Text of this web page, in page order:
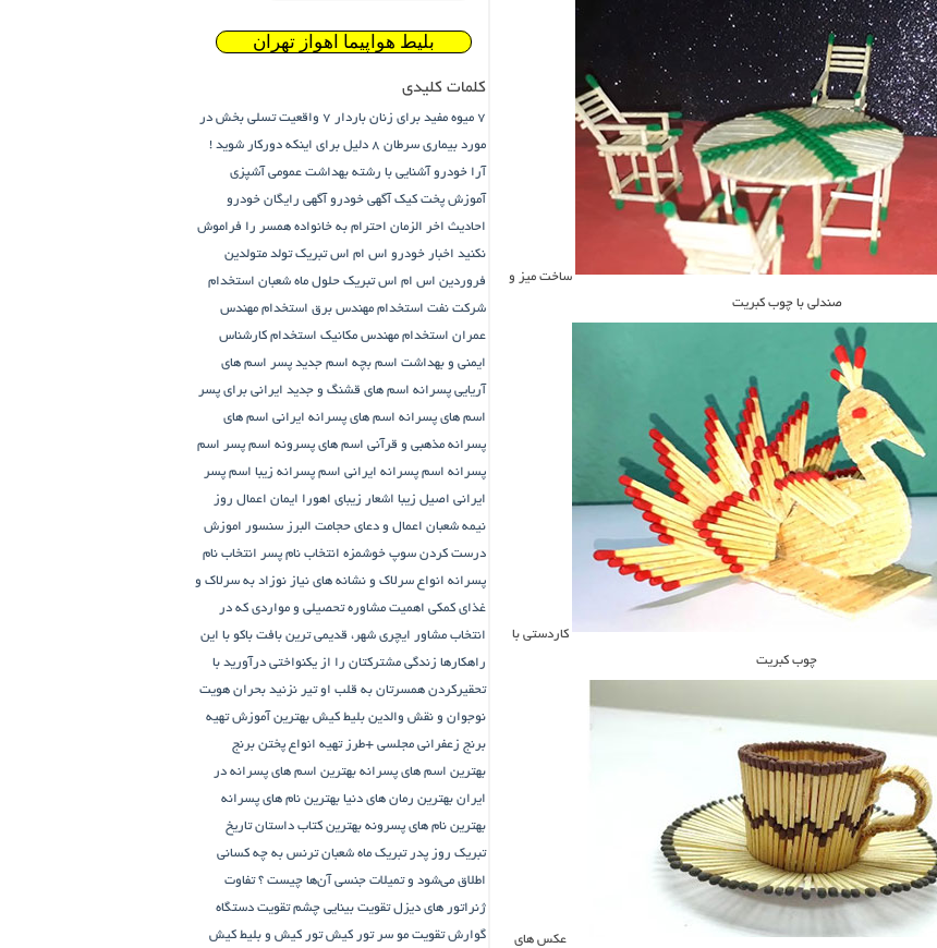
ساخت میز و
صندلی با چوب کبریت
کاردستی با
چوب کبریت
عکس های
بلیط هواپیما اهواز تهران
کلمات کلیدی
7 میوه مفید برای زنان باردار
7 واقعیت تسلی بخش در
مورد بیماری سرطان 8 دلیل برای اینکه دورکار شوید !
آرا خودرو آشنایی با رشته بهداشت عمومی آشپزی
آموزش پخت کیک آگهی خودرو آگهی رایگان خودرو
احادیث اخر الزمان احترام به خانواده همسر را فراموش
نکنید اخبار خودرو اس ام اس تبریک تولد متولدین
فروردین اس ام اس تبریک حلول ماه شعبان استخدام
شرکت نفت استخدام مهندس برق استخدام مهندس
عمران استخدام مهندس مکانیک استخدام کارشناس
ایمنی و بهداشت اسم بچه اسم جدید پسر اسم های
آریایی پسرانه اسم های قشنگ و جدید ایرانی برای پسر
اسم های پسرانه اسم های پسرانه ایرانی اسم های
پسرانه مذهبی و قرآنی اسم های پسرونه اسم پسر اسم
پسرانه اسم پسرانه ایرانی اسم پسرانه زیبا اسم پسر
ایرانی اصیل زیبا اشعار زیبای اهورا ایمان اعمال روز
نیمه شعبان اعمال و دعای حجامت البرز سنسور اموزش
درست کردن سوپ خوشمزه انتخاب نام پسر انتخاب نام
پسرانه انواع سرلاک و نشانه های نیاز نوزاد به سرلاک و
غذای کمکی اهمیت مشاوره تحصیلی و مواردی که در
انتخاب مشاور ایچری شهر، قدیمی ترین بافت باکو با این
راهکارها زندگی مشترکتان را از یکنواختی درآورید با
تحقیرکردن همسرتان به قلب او تیر نزنید بحران هویت
نوجوان و نقش والدین بلیط کیش بهترین آموزش تهیه
برنج زعفرانی مجلسی +طرز تهیه انواع پختن برنج
بهترین اسم های پسرانه بهترین اسم های پسرانه در
ایران بهترین رمان های دنیا بهترین نام های پسرانه
بهترین نام های پسرونه بهترین کتاب داستان تاریخ
تبریک روز پدر تبریک ماه شعبان ترنس به چه کسانی
اطلاق می‌شود و تمیلات جنسی آن‌ها چیست ؟ تفاوت
ژنراتور های دیزل تقویت بینایی چشم تقویت دستگاه
گوارش تقویت مو سر تور کیش تور کیش و بلیط کیش